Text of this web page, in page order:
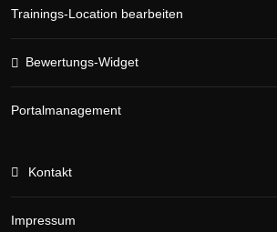
Trainings-Location bearbeiten
Bewertungs-Widget
Portalmanagement
Kontakt
Impressum